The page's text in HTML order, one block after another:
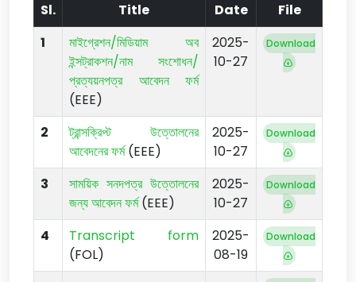
Sl. Title Date
File
1
মাইগ্রেশন/মিডিয়াম অব
ইন্সট্রাকশন/নাম সংশোধন/
প্রত্যয়নপত্র আবেদন ফর্ম
(EEE)
2025-
10-27
Download
2
ট্রান্সক্রিপ্ট উত্তোলনের
আবেদনের ফর্ম(EEE)
2025-
10-27
Download
3
সাময়িক সনদপত্র উত্তোলনের
জন্য আবেদন ফর্ম(EEE)
2025-
10-27
Download
4
Transcript form
(FOL)
2025-
08-19
Download